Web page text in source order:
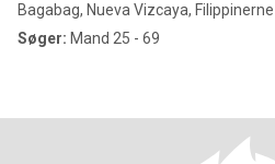
Bagabag, Nueva Vizcaya, Filippinerne
Søger: Mand 25 - 69